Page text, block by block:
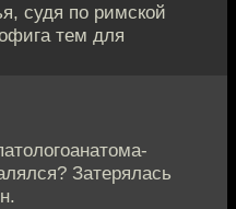
судя по римской
тем для
Затерялась